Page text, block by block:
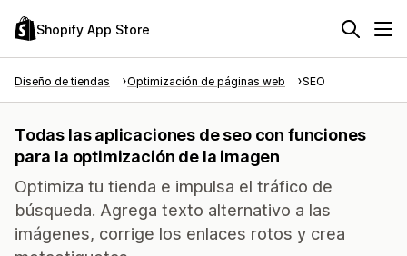
Shopify App Store
Diseño de tiendas Optimización de páginas web SEO
Todas las aplicaciones de seo con funciones
para la optimización de la imagen
Optimiza tu tienda e impulsa el tráfico de
búsqueda. Agrega texto alternativo a las
imágenes, corrige los enlaces rotos y crea